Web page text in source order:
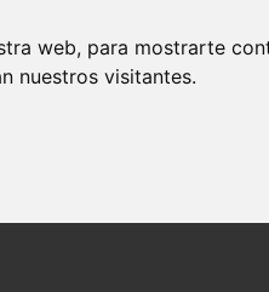
web, para mostrarte
nuestros visitantes.